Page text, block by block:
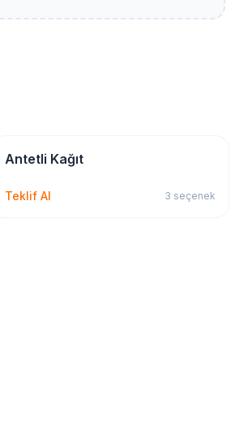
Kırtasiye & Matbu
Antetli Kağıt
Teklif Al 3 seçenek